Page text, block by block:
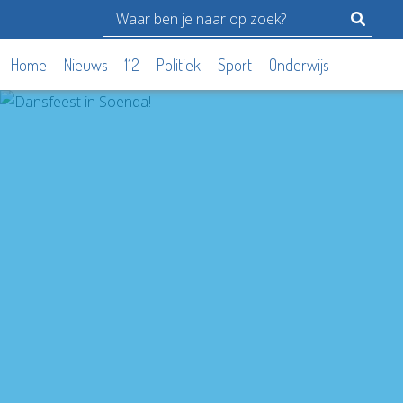
Home Nieuws 112 Politiek Sport Onderwijs